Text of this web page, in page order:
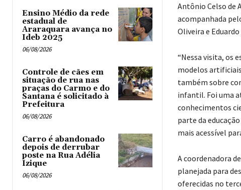
Ensino Médio da rede
estadual de
Araraquara avança no
Ideb 2025
06/08/2026
Controle de cães em
situação de rua nas
praças do Carmo e do
Santana é solicitado à
Prefeitura
06/08/2026
Carro é abandonado
depois de derrubar
poste na Rua Adélia
Izique
06/08/2026
Antônio Celso de
acompanhada
Oliveira e
“Nessa visita, os
modelos
também sobre
infantil. Foi uma
conhecimentos
parte da
mais acessível
A coordenadora
planejada para
oferecidas no